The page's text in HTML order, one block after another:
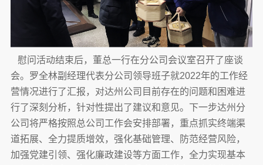
慰问活动结束后，董总一行在分公司会议室召开了座谈
会。罗全林副经理代表分公司领导班子就2022年的工作经
营情况进行了汇报，对达州公司目前存在的问题和困难进
行了深刻分析，针对性提出了建议和意见。下一步达州分
公司将严格按照总公司工作会安排部署，重点抓实终端渠
道拓展、全力提质增效，强化基础管理、防范经营风险，
加强党建引领、强化廉政建设等方面工作，全力实现基本